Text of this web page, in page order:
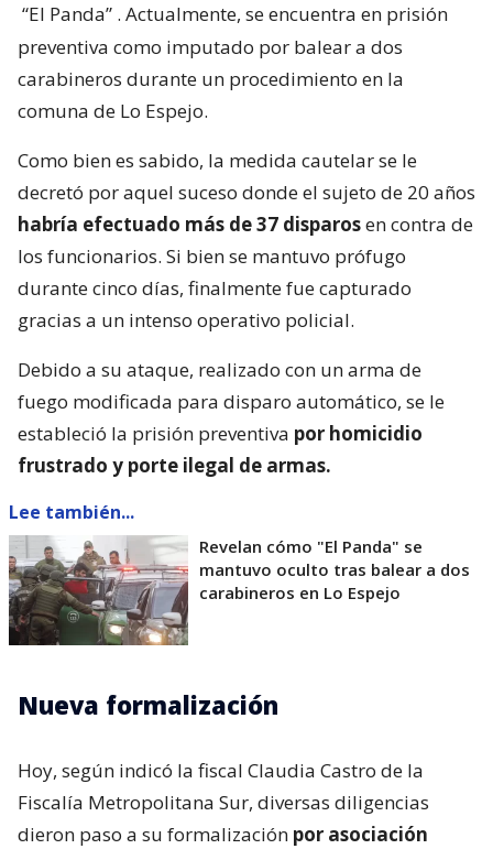
“El Panda” . Actualmente, se encuentra en prisión
preventiva como imputado por balear a dos
carabineros durante un procedimiento en la
comuna de Lo Espejo.
Como bien es sabido, la medida cautelar se le
decretó por aquel suceso donde el sujeto de 20 años
habría efectuado más de 37 disparosen contra de
los funcionarios. Si bien se mantuvo prófugo
durante cinco días, finalmente fue capturado
gracias a un intenso operativo policial.
Debido a su ataque, realizado con un arma de
fuego modificada para disparo automático, se le
estableció la prisión preventiva por homicidio
frustrado y porte ilegal de armas.
Lee también...
Revelan cómo "El Panda" se
mantuvo oculto tras balear a dos
carabineros en Lo Espejo
Nueva formalización
Hoy, según indicó la fiscal Claudia Castro de la
Fiscalía Metropolitana Sur, diversas diligencias
dieron paso a su formalización por asociación